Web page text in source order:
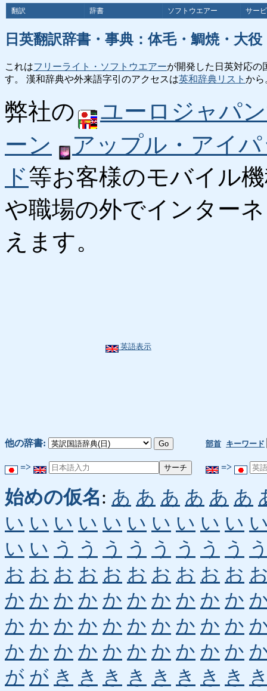
翻訳 辞書 ソフトウエアー サー
日英翻訳辞書・事典：体毛・鯛焼・大
これはフリーライト・ソフトウエアーが開発した日英対応の
す。 漢和辞典や外来語字引のアクセスは英和辞典リスト から
弊社の
ユーロジャパ
ーン
アップル・アイ
ド等お客様のモバイル
や職場の外でインター
えます。
英語表示
他の辞書: 部首 キーワード
=> =>
始めの仮名: あ あ あ あ あ あ
い い い い い い い い い い
い い う う う う う う う う
お お お お お お お お お お
か か か か か か か か か か
か か か か か か か か か か
か か か か か か か か か か
が が き き き き き き き き